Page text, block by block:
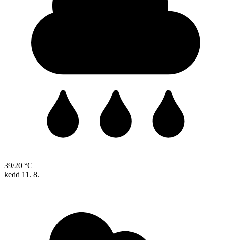
39/20 °C
kedd 11. 8.